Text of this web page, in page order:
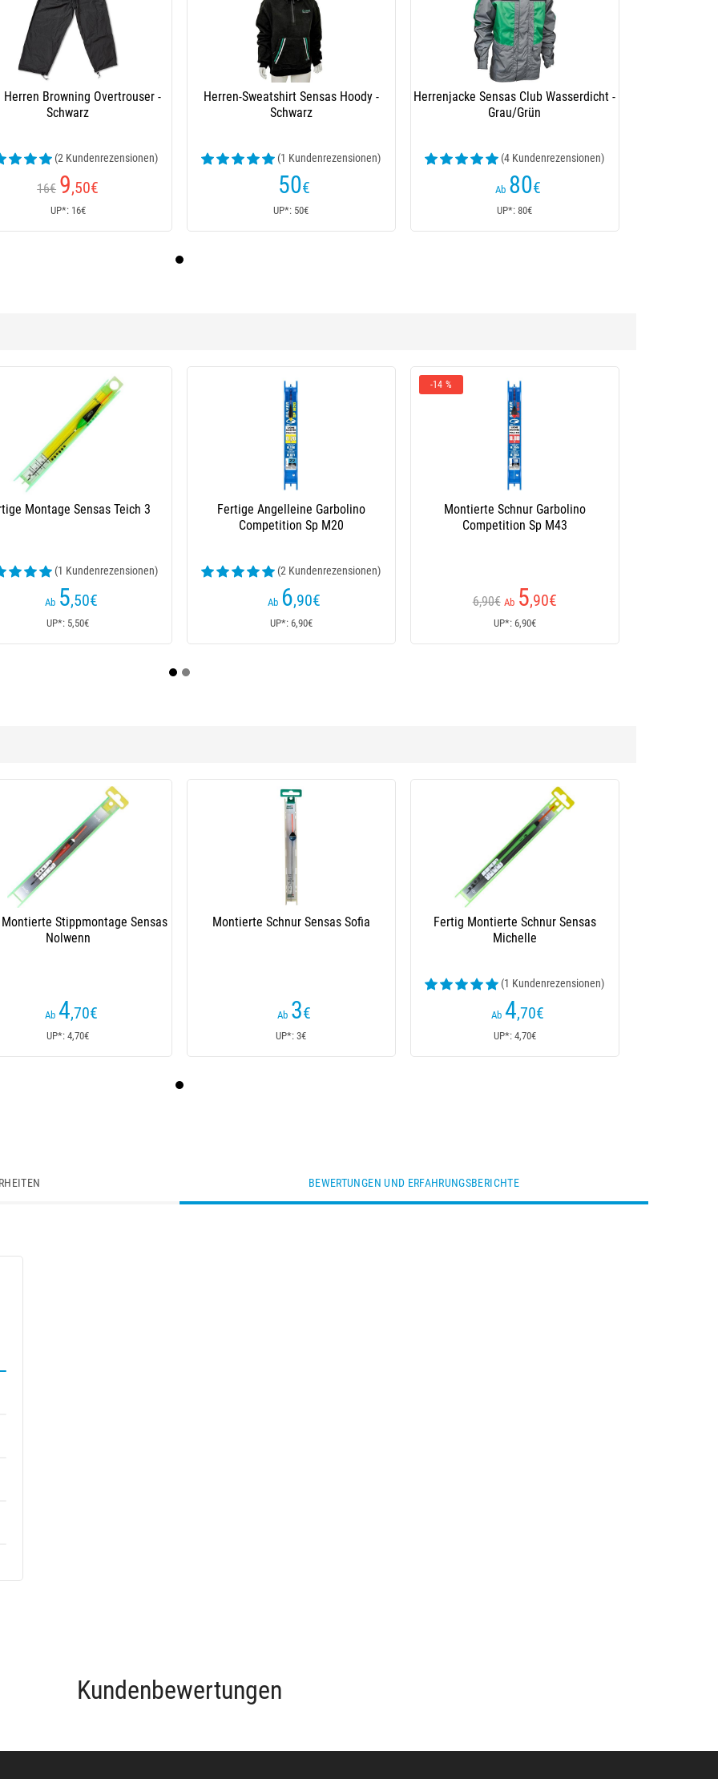
Herren Browning Overtrouser -
Schwarz
(2 Kundenrezensionen)
16€ 9,50€
UP*: 16€
Herren-Sweatshirt Sensas Hoody -
Schwarz
(1 Kundenrezensionen)
50€
UP*: 50€
Herrenjacke Sensas Club Wasserdicht -
Grau/Grün
(4 Kundenrezensionen)
Ab 80€
UP*: 80€
Montierte Schnur Garbolino
6,90€ Ab 5,90
UP*: 6,90€
Montierte Angelschnur Garbolino
Competition Ultra Speed Match
(1 Kundenrezensionen)
Ab 5,90€
UP*: 5,90€
Montierte Angelleine Garbolino
Competition Fine Speed Match
Ab 5,90€
UP*: 5,90€
Stippmontage Sensas
Nolwenn
Ab 4,70€
UP*: 4,70€
Montierte Schnur Sensas Sofia
Ab 3€
UP*: 3€
Fertig Montierte Schnur Sensas
Michelle
(1 Kundenrezensionen)
Ab 4,70€
UP*: 4,70€
BEWERTUNGEN UND ERFAHRUNGSBERICHTE
Kundenbewertungen